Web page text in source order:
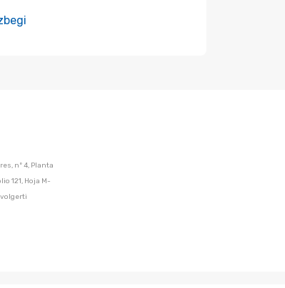
nº 4, Planta
121, Hoja M-